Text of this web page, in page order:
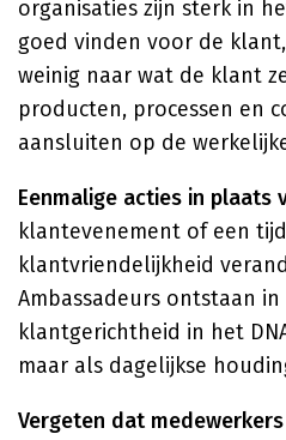
organisaties zijn sterk in
goed vinden voor de
weinig naar wat de klant
producten, processen en
aansluiten op de
Eenmalige acties in plaats
klantevenement of een
klantvriendelijkheid
Ambassadeurs ontstaan
klantgerichtheid in het
maar als dagelijkse
Vergeten dat